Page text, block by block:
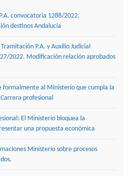
convocatoria 1288/2022.
destinos Andalucía
P.A. y Auxilio Judicial
2022. Modificación relación aprobados
formalmente al Ministerio que cumpla la
profesional
El Ministerio bloquea la
una propuesta económica
Ministerio sobre procesos